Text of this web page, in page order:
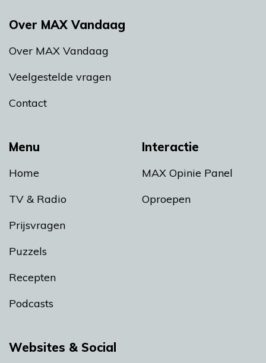
Menu
Home
TV & Radio
Prijsvragen
Puzzels
Recepten
Podcasts
Interactie
MAX Opinie Panel
Oproepen
Over MAX Vandaag
Over MAX Vandaag
Veelgestelde vragen
Contact
Websites & Social